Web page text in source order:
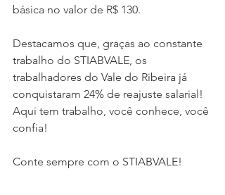
básica no valor de R$ 130.
Destacamos que, graças ao constante
trabalho do STIABVALE, os
trabalhadores do Vale do Ribeira já
conquistaram 24% de reajuste salarial!
Aqui tem trabalho, você conhece, você
confia!
Conte sempre com o STIABVALE!